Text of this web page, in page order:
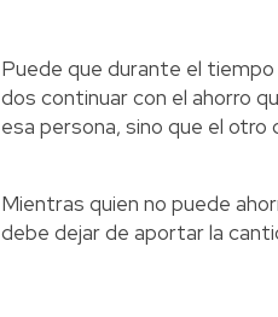
Puede que durante el tiempo
dos continuar con el ahorro
esa persona, sino que el otro
Mientras quien no puede
debe dejar de aportar la